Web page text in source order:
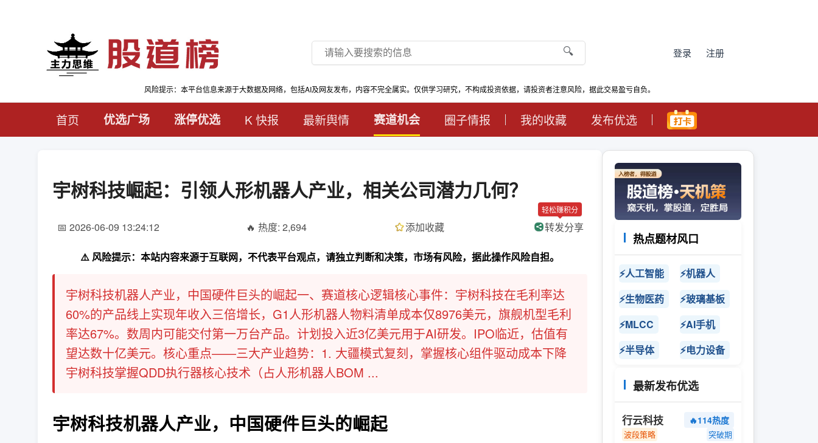
🔍 登录 注册
风险提示：本平台信息来源于大数据及网络，包括AI及网友发布，内容不完全属实。仅供学习研究，不构成投资依据，请投资者注意风险，据此交易盈亏自负。
首页 优选广场 涨停优选 K 快报 最新舆情 赛道机会 圈子情报 我的收藏 发布优选
宇树科技崛起：引领人形机器人产业，相关公司潜力几何？
📅 2026-06-09 13:24:12 🔥 热度: 2,694 添加收藏
轻松赚积分
转发分享
⚠️ 风险提示：本站内容来源于互联网，不代表平台观点，请独立判断和决策，市场有风险，据此操作风险自担。
宇树科技机器人产业，中国硬件巨头的崛起一、赛道核心逻辑核心事件：宇树科技在毛利率达
60%的产品线上实现年收入三倍增长，G1人形机器人物料清单成本仅8976美元，旗舰机型毛利
率达67%。数周内可能交付第一万台产品。计划投入近3亿美元用于AI研发。IPO临近，估值有
望达数十亿美元。核心重点——三大产业趋势：1. 大疆模式复刻，掌握核心组件驱动成本下降
宇树科技掌握QDD执行器核心技术（占人形机器人BOM ...
宇树科技机器人产业，中国硬件巨头的崛起
热点题材风口
⚡人工智能
⚡机器人
⚡生物医药
⚡玻璃基板
⚡MLCC
⚡AI手机
⚡半导体
⚡电力设备
最新发布优选
行云科技 🔥114热度
波段策略 突破期